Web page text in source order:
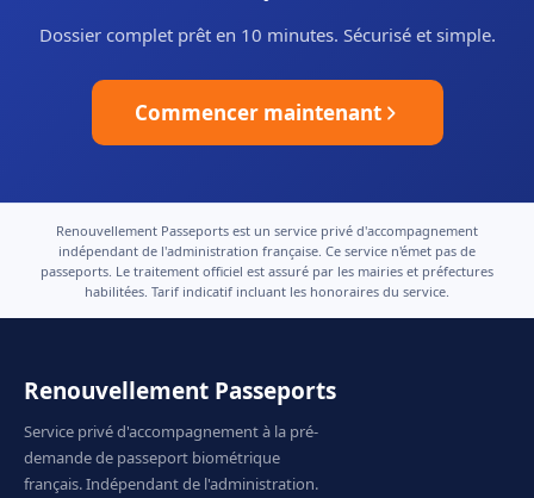
Dossier complet prêt en 10 minutes. Sécurisé et simple.
Commencer maintenant
Renouvellement Passeports est un service privé d'accompagnement
indépendant de l'administration française. Ce service n'émet pas de
passeports. Le traitement officiel est assuré par les mairies et préfectures
habilitées. Tarif indicatif incluant les honoraires du service.
Renouvellement Passeports
Service privé d'accompagnement à la pré-
demande de passeport biométrique
français. Indépendant de l'administration.